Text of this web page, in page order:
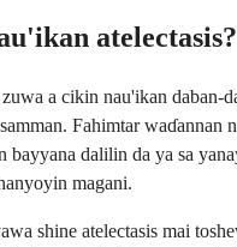
atelectasis?
a cikin nau'ikan daban-
Fahimtar waɗannan
bayyana dalilin da ya sa
magani.
shine atelectasis mai